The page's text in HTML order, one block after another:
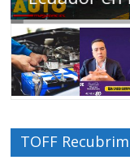
TOFF